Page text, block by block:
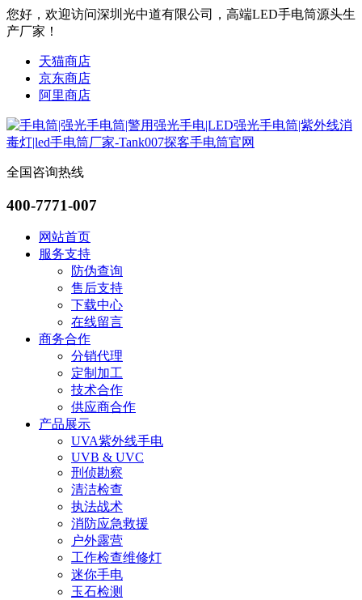
您好，欢迎访问深圳光中道有限公司，高端LED手电筒源头生
产厂家！
天猫商店
京东商店
阿里商店
全国咨询热线
400-7771-007
网站首页
服务支持
防伪查询
售后支持
下载中心
在线留言
商务合作
分销代理
定制加工
技术合作
供应商合作
产品展示
UVA紫外线手电
UVB & UVC
刑侦勘察
清洁检查
执法战术
消防应急救援
户外露营
工作检查维修灯
迷你手电
玉石检测